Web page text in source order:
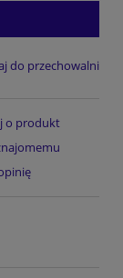
do przechowalni
o produkt